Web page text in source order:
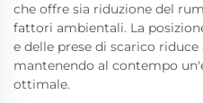
che offre sia riduzione del
fattori ambientali. La
e delle prese di scarico
mantenendo al contempo
ottimale.